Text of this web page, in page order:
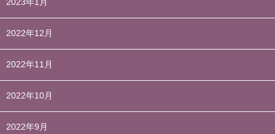
2023年1月
2022年12月
2022年11月
2022年10月
2022年9月